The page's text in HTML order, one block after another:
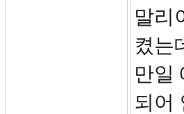
말리
켰는
만일
되어